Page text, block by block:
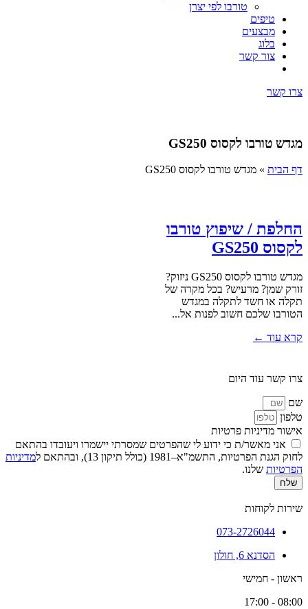
טורבו לפי יצרן
טיפים
מבצעים
בלוג
צור קשר
צרו קשר
מגדש טורבו לקסוס GS250
דף הבית» מגדש טורבו לקסוס GS250
החלפת / שיפוץ טורבו
לקסוס GS250
מגדש טורבו לקסוס GS250 ניזוק?
זורק שמן? מרעיש? בכל מקרה של
תקלה או חשד לתקלה במגדש
הטורבו שלכם חשוב לפנות אל...
קרא עוד ←
צרו קשר עוד היום
שם
טלפון
אישור מדיניות פרטיות
אני מאשר/ת כי ידוע לי שהפרטים שמסרתי יישמרו ויעובדו בהתאם
לחוק הגנת הפרטיות, התשמ"א–1981 (כולל תיקון 13), ובהתאם ל
מדיניות
הפרטיותשלנו.
שלח
שירות לקוחות
073-2726044
הסדנא 6, חולון
ראשון - חמישי
08:00 - 17:00